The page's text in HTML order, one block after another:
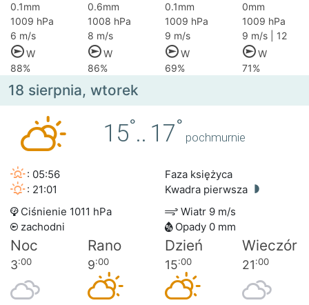
0.1mm 0.6mm 0.1mm
0mm
1009 hPa
1008 hPa 1009 hPa
1009 hPa
6 m/s
8 m/s 9 m/s
9 m/s | 12
W
W W
W
88%
86% 69% 71%
18 sierpnia, wtorek
15°.. 17°
pochmurnie
: 05:56
: 21:01
Faza księżyca
Kwadra pierwsza
Ciśnienie 1011 hPa
Wiatr 9 m/s
zachodni
Opady 0 mm
Noc Rano Dzień Wieczór
3:00 9:00 15:00 21:00